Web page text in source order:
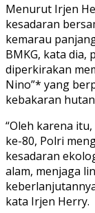
Menurut Irjen
kesadaran
kemarau
BMKG, kata dia,
diperkirakan
Nino”* yang
kebakaran
“Oleh karena
ke-80, Polri
kesadaran
alam, menjaga
kata Irjen Herry.